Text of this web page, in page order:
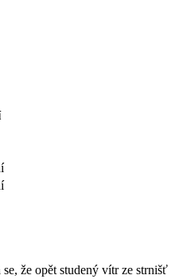
že opět studený vítr ze strnišť